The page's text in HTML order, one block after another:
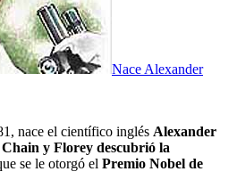
Nace Alexander
nace el científico inglés Alexander
y Florey descubrió la
se le otorgó el Premio Nobel de